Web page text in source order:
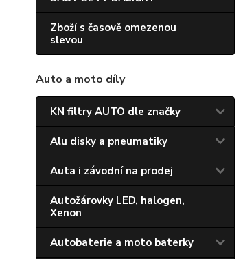
Zboží s časově omezenou
slevou
Auto a moto díly
KN filtry AUTO dle značky
Alu disky a pneumatiky
Auta i závodní na prodej
Autožárovky LED, halogen,
Xenon
Autobaterie a moto baterky